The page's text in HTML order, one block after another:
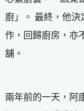
廚」。 最終，他
作，回歸廚房，亦
舖。
兩年前的一天，阿